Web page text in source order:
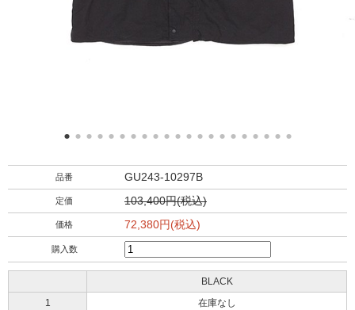
品番 GU243-10297B
定価 103,400円(税込)
価格 72,380円(税込)
購入数
BLACK
1
在庫なし